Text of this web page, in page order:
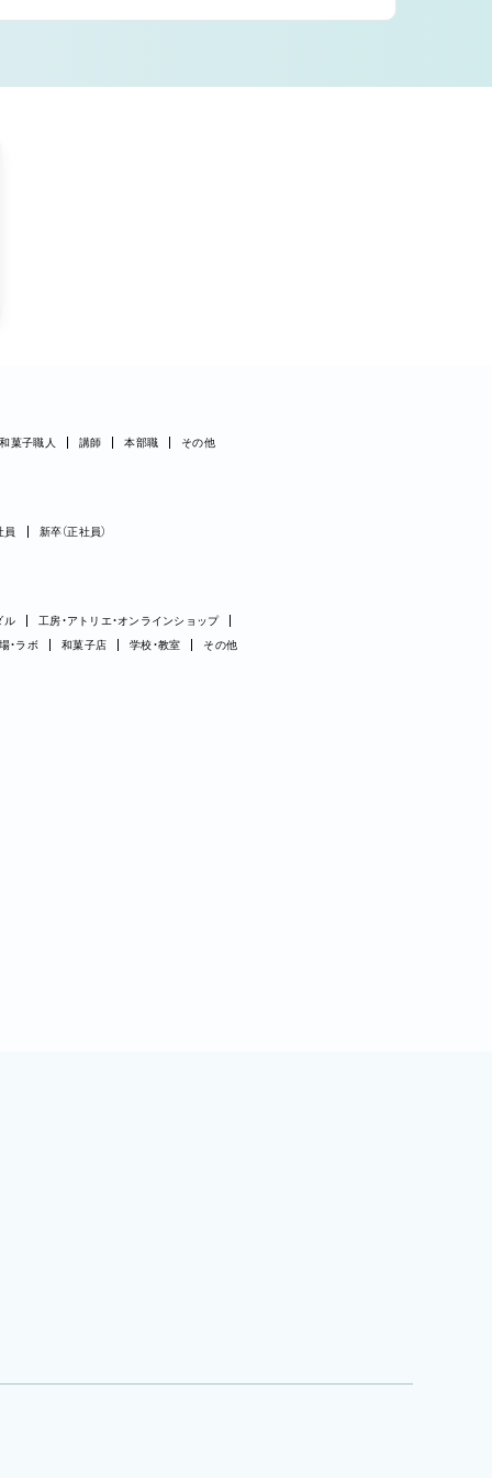
和菓子職人 講師 本部職 その他
員 新卒（正社員）
ル
工房・アトリエ・オンラインショップ
・ラボ 和菓子店 学校・教室 その他